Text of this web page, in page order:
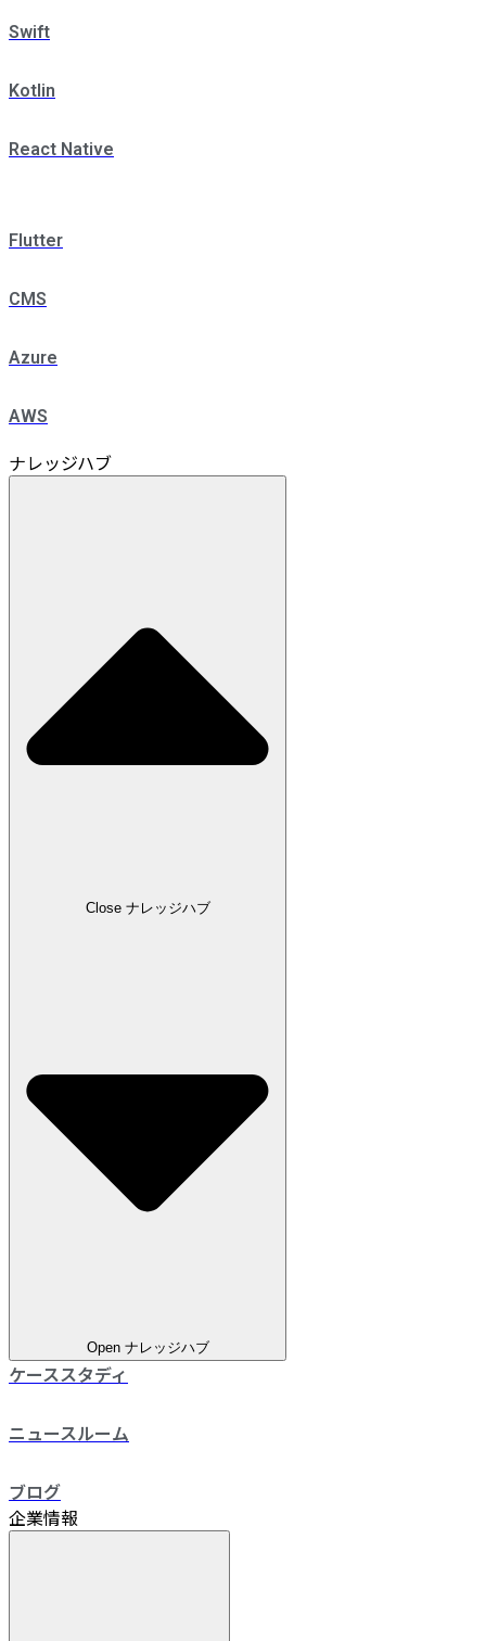
Swift
Kotlin
React Native
Flutter
CMS
Azure
AWS
ナレッジハブ
Close ナレッジハブ
Open ナレッジハブ
ケーススタディ
ニュースルーム
ブログ
企業情報